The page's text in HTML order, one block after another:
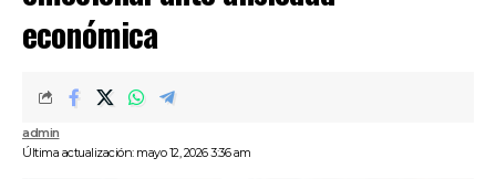
económica
Última actualización: mayo 12, 2026 3:36 am
admin